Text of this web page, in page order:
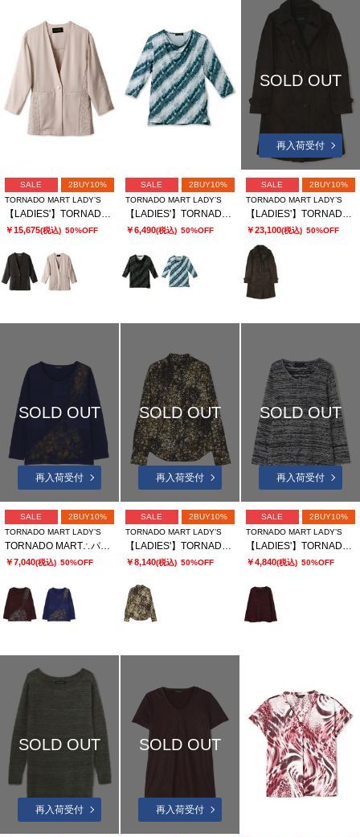
SALE
2BUY10%
TORNADO MART LADY’S
￥15,675(税込) 50%OFF
SALE
2BUY10%
TORNADO MART LADY’S
￥6,490(税込) 50%OFF
SOLD OUT
再入荷受付
SALE
2BUY10%
TORNADO MART LADY’S
￥23,100(税込) 50%OFF
SOLD OUT
再入荷受付
SALE
2BUY10%
TORNADO MART LADY’S
TORNADO MART∴パッチワークリンクスプリントカットソー
￥7,040(税込) 50%OFF
SOLD OUT
再入荷受付
SALE
2BUY10%
TORNADO MART LADY’S
【LADIES'】TORNADO MART∴小花ストレッチ プリントシャツ
￥8,140(税込) 50%OFF
SOLD OUT
再入荷受付
SALE
2BUY10%
TORNADO MART LADY’S
【LADIES'】TORNADO MART∴バブリーパイルUネックプルオーバー
￥4,840(税込) 50%OFF
SOLD OUT
再入荷受付
SOLD OUT
再入荷受付